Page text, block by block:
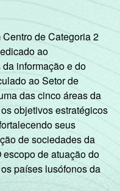
de Categoria 2
ao
informação e do
ao Setor de
das cinco áreas da
objetivos estratégicos
seus
de sociedades da
de atuação do
países lusófonos da